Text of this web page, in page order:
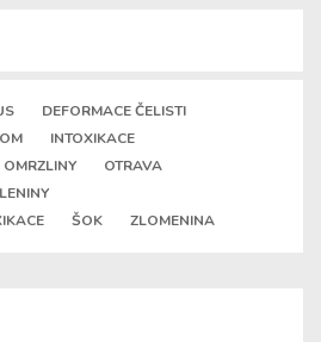
DEFORMACE ČELISTI
INTOXIKACE
OMRZLINY
OTRAVA
ŠOK ZLOMENINA